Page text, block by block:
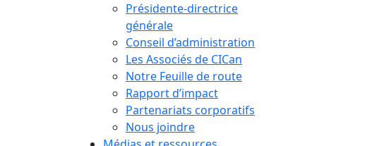
Présidente-directrice
générale
Conseil d’administration
Les Associés de CICan
Notre Feuille de route
Rapport d’impact
Partenariats corporatifs
Nous joindre